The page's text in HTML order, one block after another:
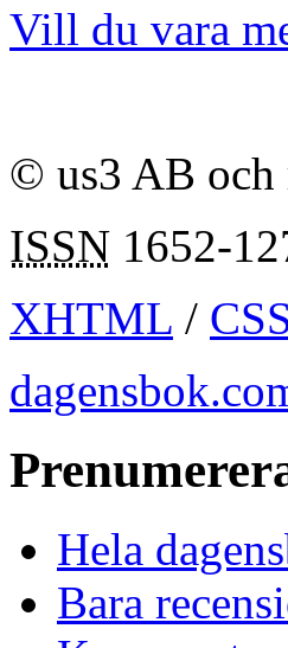
Vill du vara
© us3 AB och
ISSN 1652-
XHTML /
Hela
Bara